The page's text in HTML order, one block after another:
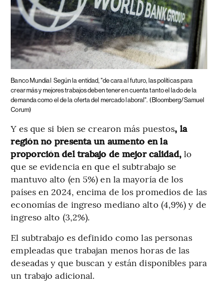
Banco Mundial Según la entidad, "de cara al futuro, las políticas para
crear más y mejores trabajos deben tener en cuenta tanto el lado de la
demanda como el de la oferta del mercado laboral". (Bloomberg/Samuel
Corum)
Y es que si bien se crearon más puestos, la
región no presenta un aumento en la
proporción del trabajo de mejor calidad, lo
que se evidencia en que el subtrabajo se
mantuvo alto (en 5%) en la mayoría de los
países en 2024, encima de los promedios de las
economías de ingreso mediano alto (4,9%) y de
ingreso alto (3,2%).
El subtrabajo es definido como las personas
empleadas que trabajan menos horas de las
deseadas y que buscan y están disponibles para
un trabajo adicional.